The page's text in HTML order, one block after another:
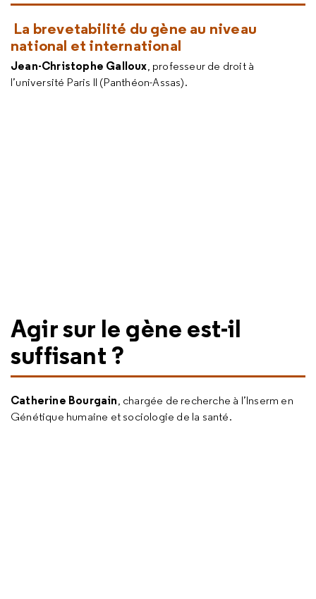
La brevetabilité du gène au niveau
national et international
Jean-Christophe Galloux, professeur de droit à
l’université Paris II (Panthéon-Assas).
Agir sur le gène est-il
suffisant ?
Catherine Bourgain, chargée de recherche à l’Inserm en
Génétique humaine et sociologie de la santé.